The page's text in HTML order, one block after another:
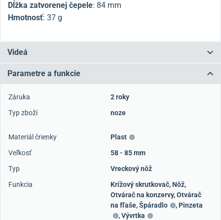
Dĺžka zatvorenej čepele: 84 mm
Hmotnosť: 37 g
Videá
Parametre a funkcie
Záruka
2 roky
Typ zboží
noze
Materiál črienky
Plast
Veľkosť
58 - 85 mm
Typ
Vreckový nôž
Funkcia
Krížový skrutkovač, Nôž,
Otvárač na konzervy,Otvárač
na fľaše,Špáradlo , Pinzeta
,Vývrtka